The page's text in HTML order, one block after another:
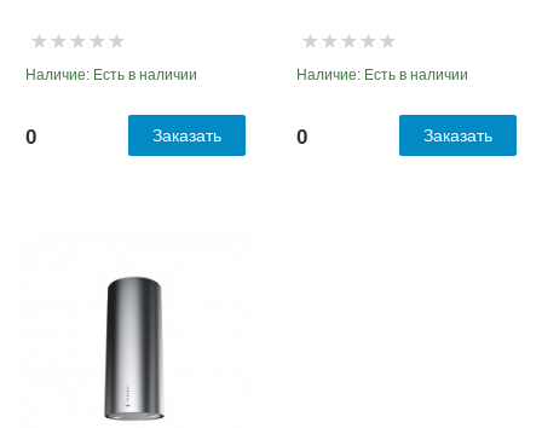
Наличие: Есть в наличии
0 Заказать
Наличие: Есть в наличии
0 Заказать